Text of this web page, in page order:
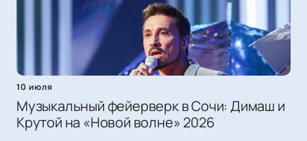
10 июля
Музыкальный фейерверк в Сочи: Димаш и
Крутой на «Новой волне» 2026